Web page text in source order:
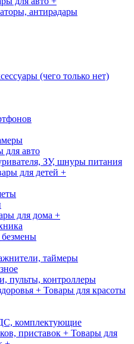
антирадары
(чего только нет)
для авто
ЗУ, шнуры питания
для детей +
для дома +
таймеры
пульты, контроллеры
Товары для красоты
комплектующие
Товары для